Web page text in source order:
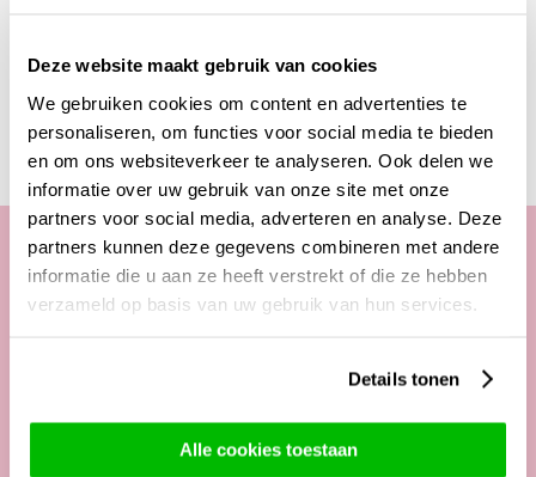
Deze website maakt gebruik van cookies
We gebruiken cookies om content en advertenties te
personaliseren, om functies voor social media te bieden
en om ons websiteverkeer te analyseren. Ook delen we
informatie over uw gebruik van onze site met onze
partners voor social media, adverteren en analyse. Deze
partners kunnen deze gegevens combineren met andere
informatie die u aan ze heeft verstrekt of die ze hebben
verzameld op basis van uw gebruik van hun services.
Details tonen
Alle cookies toestaan
Deze producten zijn wellicht ook interessant
Onze klantenservice
13:00 - 17:00 uur
Tel: +31 85 822 5435